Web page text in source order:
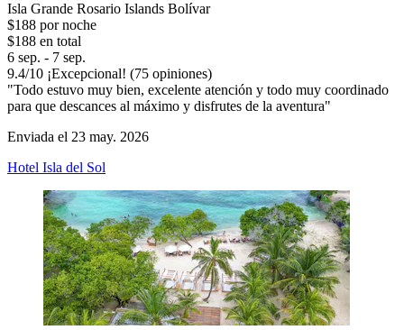
Isla Grande Rosario Islands Bolívar
$188 por noche
$188 en total
6 sep. - 7 sep.
9.4/10 ¡Excepcional! (75 opiniones)
"Todo estuvo muy bien, excelente atención y todo muy coordinado
para que descances al máximo y disfrutes de la aventura"
Enviada el 23 may. 2026
Hotel Isla del Sol